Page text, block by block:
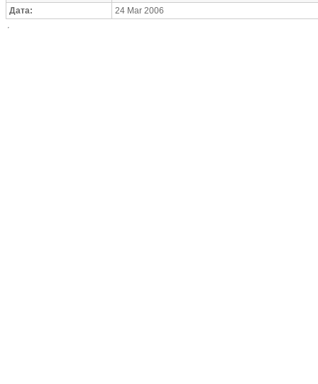
Дата:
24 Mar 2006